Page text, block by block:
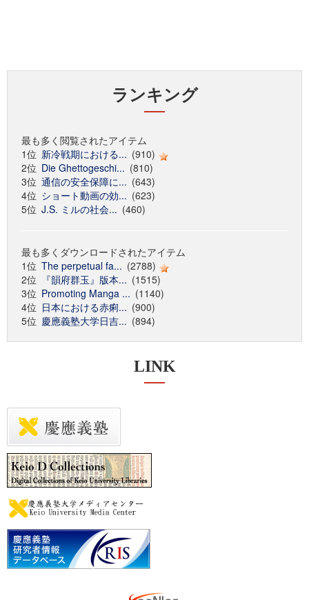
ランキング
最も多く閲覧されたアイテム
1位 新冷戦期における... (910)
2位 Die Ghettogeschi... (810)
3位 通信の安全保障に... (643)
4位 ショート動画の効... (623)
5位 J.S. ミルの社会... (460)
最も多くダウンロードされたアイテム
1位 The perpetual fa... (2788)
2位
『韻府群玉』版本... (1515)
3位 Promoting Manga ... (1140)
4位 日本における赤痢... (900)
5位 慶應義塾大学日吉... (894)
LINK